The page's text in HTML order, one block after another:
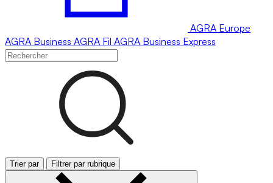
AGRA Europe
AGRA Business AGRA Fil AGRA Business Express
Trier par Filtrer par rubrique